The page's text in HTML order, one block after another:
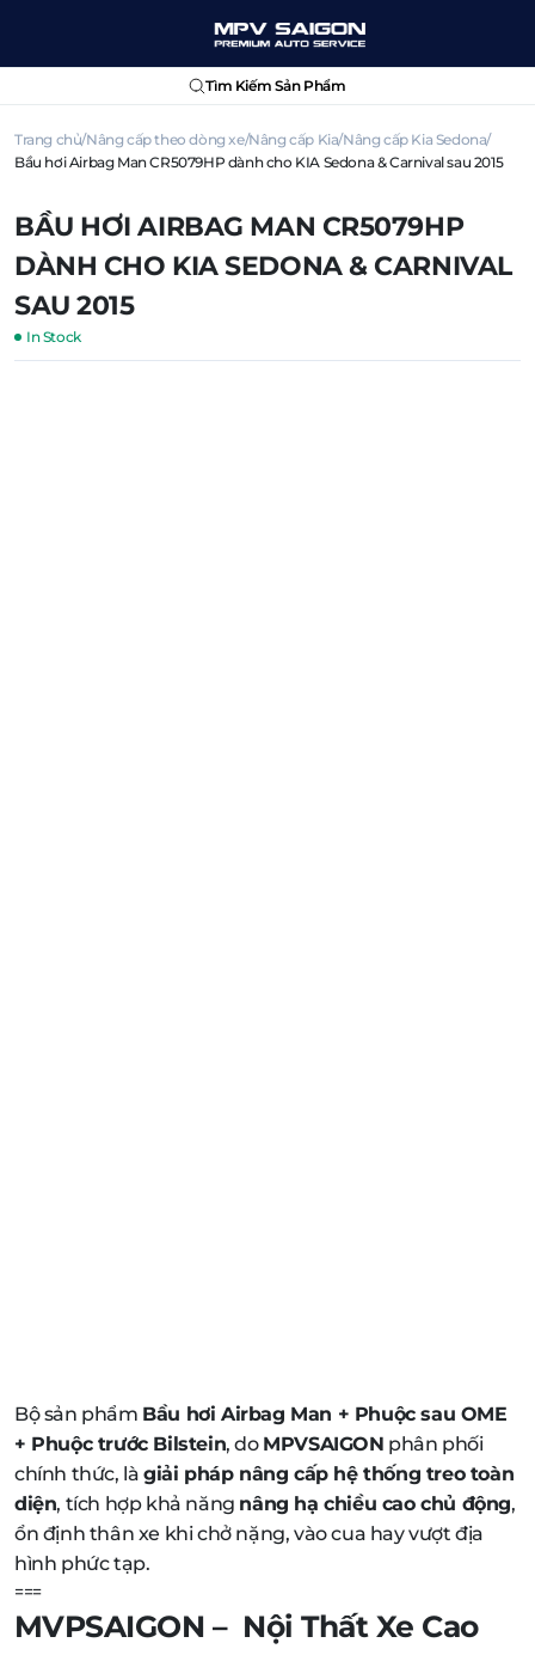
Tìm Kiếm Sản Phẩm
Trang chủ Nâng cấp theo dòng xe Nâng cấp Kia Nâng cấp Kia Sedona
Bầu hơi Airbag Man CR5079HP dành cho KIA Sedona & Carnival sau 2015
BẦU HƠI AIRBAG MAN CR5079HP
DÀNH CHO KIA SEDONA & CARNIVAL
SAU 2015
In Stock
Bộ sản phẩm Bầu hơi Airbag Man + Phuộc sau OME
+ Phuộc trước Bilstein, do MPVSAIGON phân phối
chính thức, là giải pháp nâng cấp hệ thống treo toàn
diện, tích hợp khả năng nâng hạ chiều cao chủ động,
ổn định thân xe khi chở nặng, vào cua hay vượt địa
hình phức tạp.
===
MVPSAIGON – Nội Thất Xe Cao